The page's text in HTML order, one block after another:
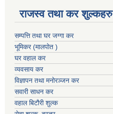
राजस्व तथा कर शुल्कहरु
सम्पत्ति तथा घर जग्गा कर
भूमिकर (मालपोत )
घर वहाल कर
व्यवसाय कर
विज्ञापन तथा मनोरञ्जन कर
सवारी साधन कर
वहाल बिटौरी शुल्क